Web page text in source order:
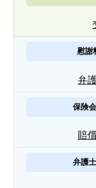
慰謝
弁
保険
賠
弁護